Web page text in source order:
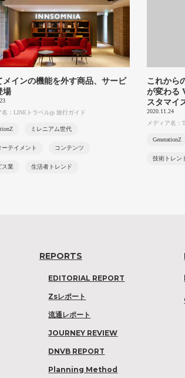
メインの機能を外す商品、サービ
場
名：LINEトラベルjp 旅行ガイド
ミレニアム世代
ーテイメント コンテンツ
ス業 生活者トレンド
これから
が変わる
スタマイ
2020.11.24
メディア名：
GenerationZ
技術トレン
REPORTS
EDITORIAL REPORT
Zsレポート
流通レポート
JOURNEY REVIEW
DNVB REPORT
Planning Method